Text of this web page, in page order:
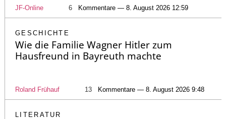
JF-Online 6 Kommentare — 8. August 2026 12:59
GESCHICHTE
Wie die Familie Wagner Hitler zum
Hausfreund in Bayreuth machte
Roland Frühauf 13 Kommentare — 8. August 2026 9:48
LITERATUR